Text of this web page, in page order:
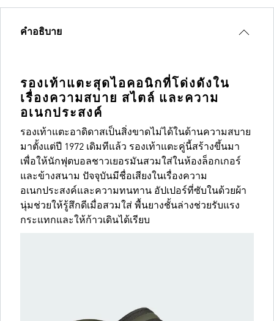
คำอธิบาย
รองเท้าแตะสุดไอคอนิกที่โด่งดังใน
เรื่องความสบาย สไตล์ และความ
อเนกประสงค์
รองเท้าแตะอาดิดาสเป็นสิ่งขาดไม่ได้ในด้านความสบาย
มาตั้งแต่ปี 1972 เดิมทีแล้ว รองเท้าแตะคู่นี้สร้างขึ้นมา
เพื่อให้นักฟุตบอลชาวเยอรมันสวมใส่ในห้องล็อกเกอร์
และข้างสนาม ปัจจุบันมีชื่อเสียงในเรื่องความ
อเนกประสงค์และความทนทาน อัปเปอร์ที่ซับในด้วยผ้า
นุ่มช่วยให้รู้สึกดีเมื่อสวมใส่ พื้นยางชั้นล่างช่วยรับแรง
กระแทกและให้ก้าวเดินได้เรียบ